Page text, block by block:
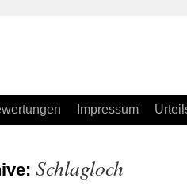
Impressum
Schlagloch